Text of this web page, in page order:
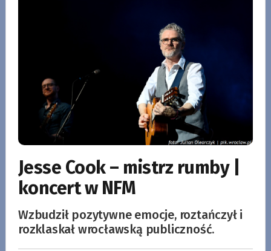
Jesse Cook – mistrz rumby |
koncert w NFM
Wzbudził pozytywne emocje, roztańczył i
rozklaskał wrocławską publiczność.